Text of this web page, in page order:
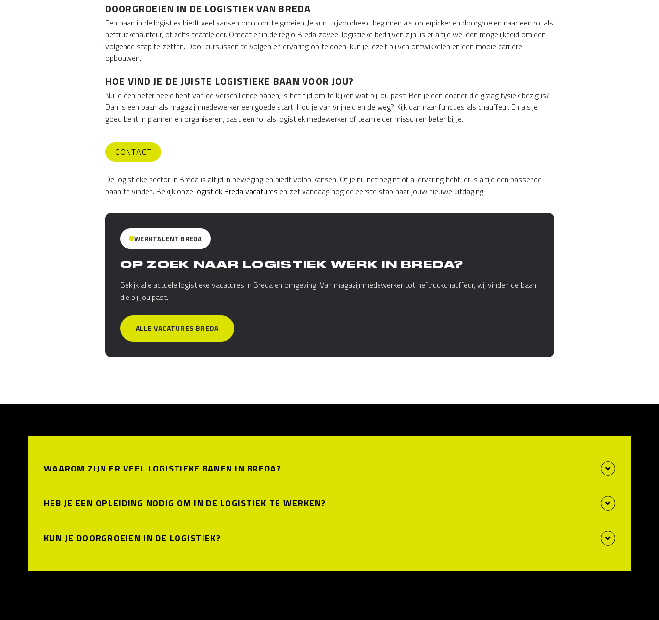
DOORGROEIEN IN DE LOGISTIEK VAN BREDA
Een baan in de logistiek biedt veel kansen om door te groeien. Je kunt bijvoorbeeld beginnen als orderpicker en doorgroeien naar een rol als
heftruckchauffeur, of zelfs teamleider. Omdat er in de regio Breda zoveel logistieke bedrijven zijn, is er altijd wel een mogelijkheid om een
volgende stap te zetten. Door cursussen te volgen en ervaring op te doen, kun je jezelf blijven ontwikkelen en een mooie carrière
opbouwen.
HOE VIND JE DE JUISTE LOGISTIEKE BAAN VOOR JOU?
Nu je een beter beeld hebt van de verschillende banen, is het tijd om te kijken wat bij jou past. Ben je een doener die graag fysiek bezig is?
Dan is een baan als magazijnmedewerker een goede start. Hou je van vrijheid en de weg? Kijk dan naar functies als chauffeur. En als je
goed bent in plannen en organiseren, past een rol als logistiek medewerker of teamleider misschien beter bij je.
CONTACT
De logistieke sector in Breda is altijd in beweging en biedt volop kansen. Of je nu net begint of al ervaring hebt, er is altijd een passende
baan te vinden. Bekijk onze logistiek Breda vacatures en zet vandaag nog de eerste stap naar jouw nieuwe uitdaging.
WERKTALENT BREDA
OP ZOEK NAAR LOGISTIEK WERK IN BREDA?
Bekijk alle actuele logistieke vacatures in Breda en omgeving. Van magazijnmedewerker tot heftruckchauffeur, wij vinden de baan
die bij jou past.
ALLE VACATURES BREDA
WAAROM ZIJN ER VEEL LOGISTIEKE BANEN IN BREDA?
HEB JE EEN OPLEIDING NODIG OM IN DE LOGISTIEK TE WERKEN?
KUN JE DOORGROEIEN IN DE LOGISTIEK?